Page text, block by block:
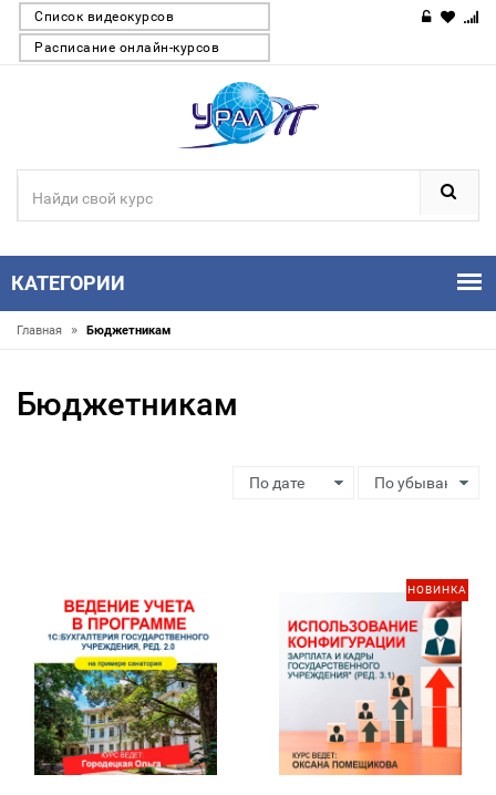
Список видеокурсов
Расписание онлайн-курсов
КАТЕГОРИИ
Главная » Бюджетникам
Бюджетникам
НОВИНКА